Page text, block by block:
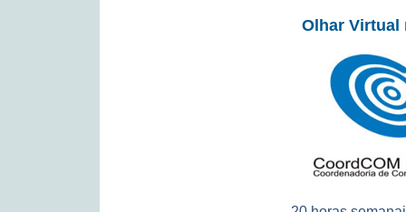
Olhar Virtual